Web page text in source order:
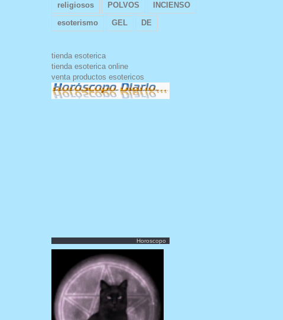
religiosos
POLVOS
INCIENSO
esoterismo
GEL DE
tienda esoterica
tienda esoterica online
venta productos esotericos
Horoscopo